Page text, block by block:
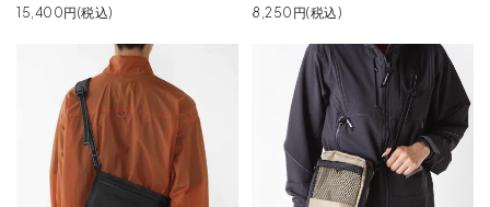
15,400円(税込)
8,250円(税込)